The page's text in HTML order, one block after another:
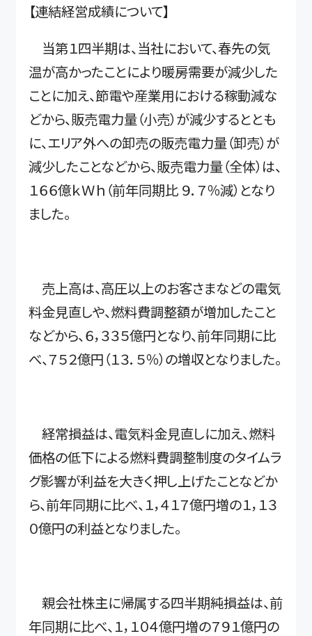
【連結経営成績について】
当第１四半期は、当社において、春先の気
温が高かったことにより暖房需要が減少した
ことに加え、節電や産業用における稼動減な
どから、販売電力量（小売）が減少するととも
に、エリア外への卸売の販売電力量（卸売）が
減少したことなどから、販売電力量（全体）は、
１６６億ｋＷｈ（前年同期比 ９．７％減）となり
ました。
売上高は、高圧以上のお客さまなどの電気
料金見直しや、燃料費調整額が増加したこと
などから、６，３３５億円となり、前年同期に比
べ、７５２億円（１３．５％）の増収となりました。
経常損益は、電気料金見直しに加え、燃料
価格の低下による燃料費調整制度のタイムラ
グ影響が利益を大きく押し上げたことなどか
ら、前年同期に比べ、１，４１７億円増の１，１３
０億円の利益となりました。
親会社株主に帰属する四半期純損益は、前
年同期に比べ、１，１０４億円増の７９１億円の